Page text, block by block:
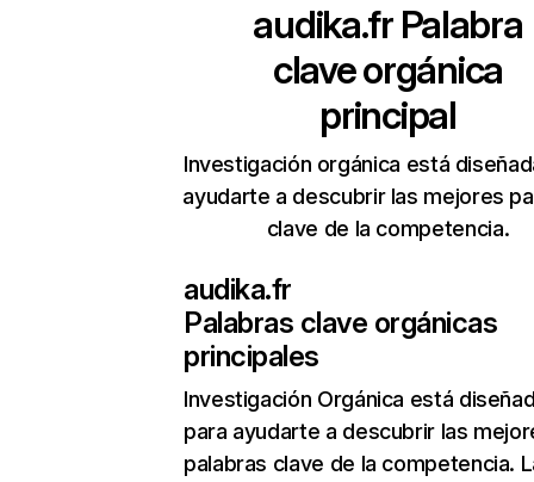
audika.frPalabra
clave orgánica
principal
Investigación orgánica está
ayudarte a descubrir las mejores
clave de la competencia.
audika.fr
Palabras clave orgánicas
principales
Investigación Orgánica está
para ayudarte a descubrir las
palabras clave de la competencia.